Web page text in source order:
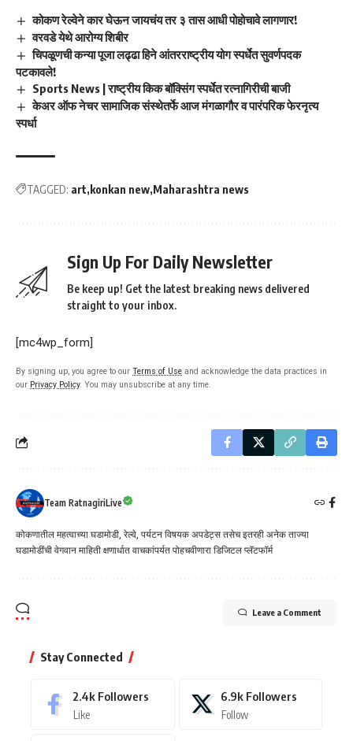
कोकण रेल्वेने कार घेऊन जायचंय तर ३ तास आधी पोहोचावे लागणार!
वरवडे येथे आरोग्य शिबीर
चिपळूणची कन्या पूजा लढ्ढा हिने आंतरराष्ट्रीय योग स्पर्धेत सुवर्णपदक
पटकावले!
Sports News | राष्ट्रीय किक बॉक्सिंग स्पर्धेत रत्नागिरीची बाजी
केअर ऑफ नेचर सामाजिक संस्थेतर्फे आज मंगळागौर व पारंपरिक फेरनृत्य
स्पर्धा
TAGGED: art konkan new Maharashtra news
Sign Up For Daily Newsletter
Be keep up! Get the latest breaking news delivered
straight to your inbox.
[mc4wp_form]
By signing up, you agree to our Terms of Use and acknowledge the data practices in
our Privacy Policy. You may unsubscribe at any time.
Team RatnagiriLive
कोकणातील महत्वाच्या घडामोडी, रेल्वे, पर्यटन विषयक अपडेट्स तसेच इतरही अनेक ताज्या
घडामोडींची वेगवान माहिती क्षणार्धात वाचकांपर्यत पोहचवीणारा डिजिटल प्लॅटफॉर्म
Leave a Comment
Stay Connected
2.4k Followers
Like
6.9k Followers
Follow